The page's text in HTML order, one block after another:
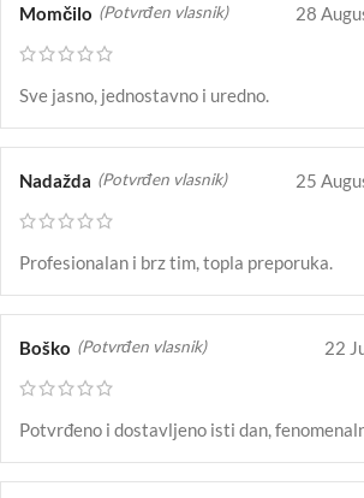
Momčilo (Potvrđen vlasnik) 28
Sve jasno, jednostavno i uredno.
Nadažda (Potvrđen vlasnik) 25
Profesionalan i brz tim, topla preporuka.
Boško (Potvrđen vlasnik) 22
Potvrđeno i dostavljeno isti dan,